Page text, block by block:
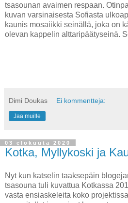
tsasounan avaimen respaan.
kuvan varsinaisesta Sofiasta
kaunis mosaiikki seinällä, joka on
olevan kappelin alttaripäätyseinä.
Dimi Doukas Ei kommentteja:
Jaa muille
03 elokuuta 2020
Kotka, Myllykoski ja
Nyt kun katselin taaksepäin
tsasouna tuli kuvattua Kotkassa
vasta ensiaskeleita koko